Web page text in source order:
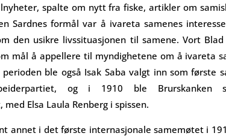
spalte om nytt fra fiske, artikler om
Sardnes formål var å ivareta samenes
den usikre livssituasjonen til samene. Vort
mål å appellere til myndighetene om å ivareta
ble også Isak Saba valgt inn som første
og i 1910 ble Brurskanken
Elsa Laula Renberg i spissen.
annet i det første internasjonale samemøtet i